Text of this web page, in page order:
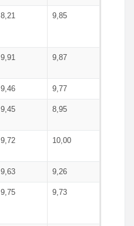
8,21 9,85
9,91 9,87
9,46 9,77
9,45 8,95
9,72 10,00
9,63 9,26
9,75 9,73